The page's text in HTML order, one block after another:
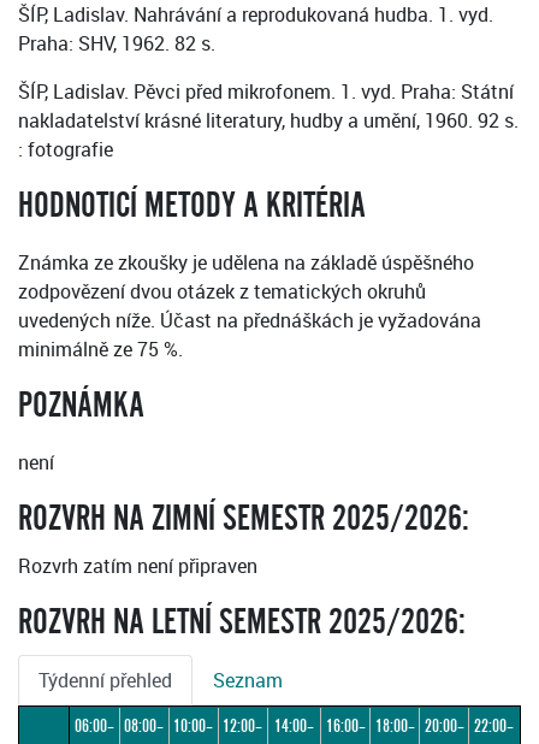
ŠÍP, Ladislav. Nahrávání a reprodukovaná hudba. 1. vyd.
Praha: SHV, 1962. 82 s.
ŠÍP, Ladislav. Pěvci před mikrofonem. 1. vyd. Praha: Státní
nakladatelství krásné literatury, hudby a umění, 1960. 92 s.
: fotografie
HODNOTICÍ METODY A KRITÉRIA
Známka ze zkoušky je udělena na základě úspěšného
zodpovězení dvou otázek z tematických okruhů
uvedených níže. Účast na přednáškách je vyžadována
minimálně ze 75 %.
POZNÁMKA
není
ROZVRH NA ZIMNÍ SEMESTR 2025/2026:
Rozvrh zatím není připraven
ROZVRH NA LETNÍ SEMESTR 2025/2026:
Týdenní přehled Seznam
06:00– 08:00– 10:00– 12:00–
14:00–
16:00– 18:00– 20:00– 22:00–